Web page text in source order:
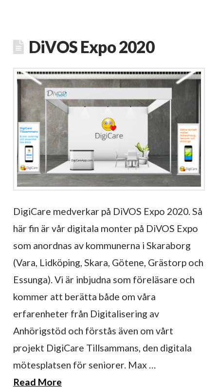
DiVOS Expo 2020
DigiCare medverkar på DiVOS Expo 2020. Så
här fin är vår digitala monter på DiVOS Expo
som anordnas av kommunerna i Skaraborg
(Vara, Lidköping, Skara, Götene, Grästorp och
Essunga). Vi är inbjudna som föreläsare och
kommer att berätta både om våra
erfarenheter från Digitalisering av
Anhörigstöd och förstås även om vårt
projekt DigiCare Tillsammans, den digitala
mötesplatsen för seniorer. Max …
Read More